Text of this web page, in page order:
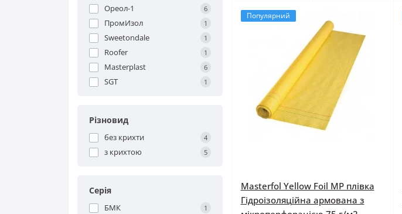
Ореол-1 6
ПромИзол 1
Sweetondale 1
Roofer 1
Masterplast 6
SGT 1
Різновид
без крихти 4
з крихтою 5
Серія
БМК 1
Популярний
Masterfol Yellow Foil MP плівка
Гідроізоляційна армована з